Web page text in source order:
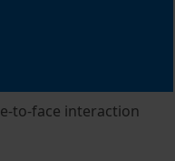
to-face interaction